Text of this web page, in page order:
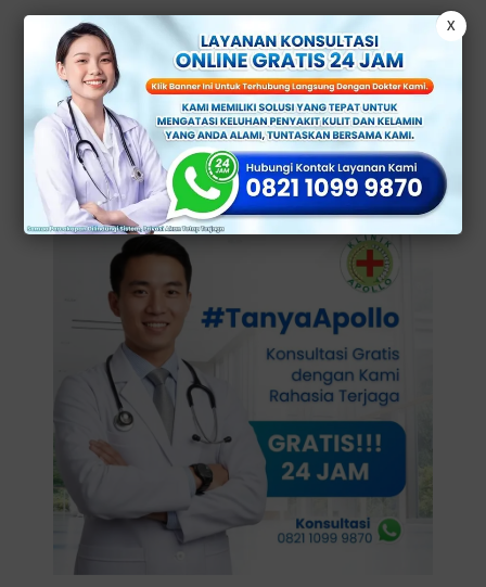
1. Masalah Psikologis
Stres, kecemasan, depresi, dan masalah hubungan
dapat secara signifikan memengaruhi kemampuan
ereksi.
X